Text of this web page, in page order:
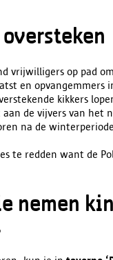
vrijwilligers op pad
en opvangemmers
kikkers
aan de vijvers van
na de
te redden want de
nemen